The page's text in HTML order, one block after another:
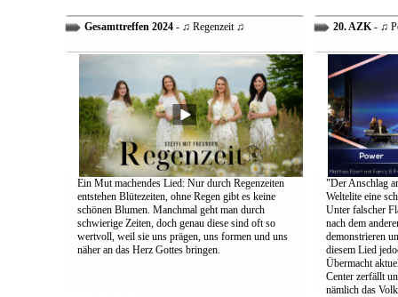
Gesamttreffen 2024- ♫ Regenzeit ♫
Ein Mut machendes Lied: Nur durch Regenzeiten
entstehen Blütezeiten, ohne Regen gibt es keine
schönen Blumen. Manchmal geht man durch
schwierige Zeiten, doch genau diese sind oft so
wertvoll, weil sie uns prägen, uns formen und uns
näher an das Herz Gottes bringen.
20. AZK- ♫
"Der Anschlag
Weltelite eine
Unter falscher
nach dem
demonstrieren
diesem Lied
Übermacht
Center zerfällt
nämlich das